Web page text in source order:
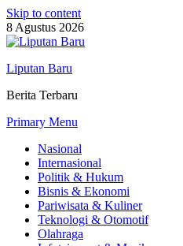
Skip to content
8 Agustus 2026
Liputan Baru
Berita Terbaru
Primary Menu
Nasional
Internasional
Politik & Hukum
Bisnis & Ekonomi
Pariwisata & Kuliner
Teknologi & Otomotif
Olahraga